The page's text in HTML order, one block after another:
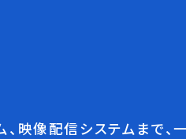
映像配信システムまで